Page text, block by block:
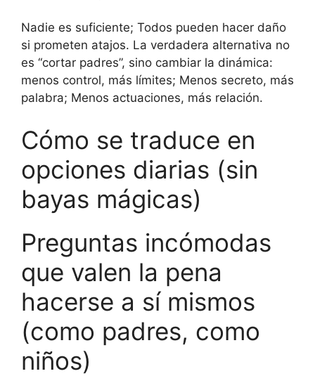
Nadie es suficiente; Todos pueden hacer daño
si prometen atajos. La verdadera alternativa no
es “cortar padres”, sino cambiar la dinámica:
menos control, más límites; Menos secreto, más
palabra; Menos actuaciones, más relación.
Cómo se traduce en
opciones diarias (sin
bayas mágicas)
Preguntas incómodas
que valen la pena
hacerse a sí mismos
(como padres, como
niños)